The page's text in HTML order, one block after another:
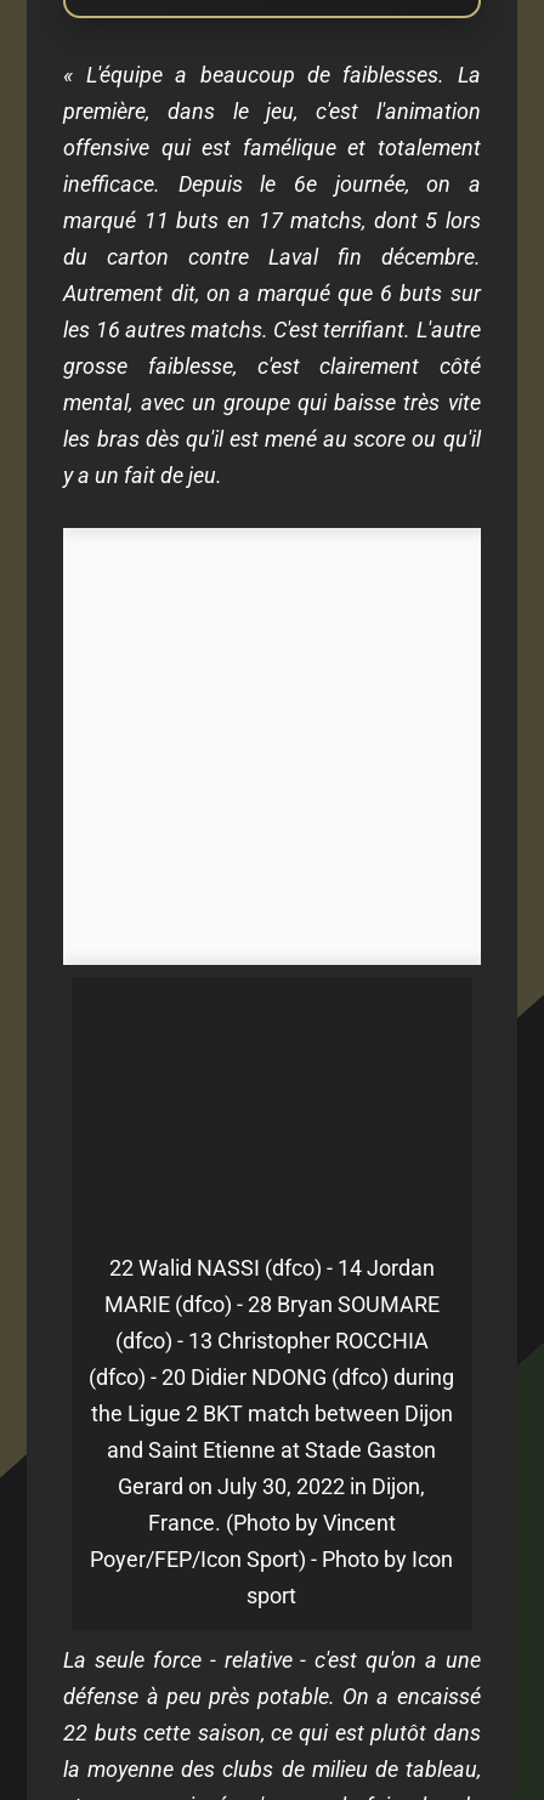
« L'équipe a beaucoup de faiblesses. La
première, dans le jeu, c'est l'animation
offensive qui est famélique et totalement
inefficace. Depuis le 6e journée, on a
marqué 11 buts en 17 matchs, dont 5 lors
du carton contre Laval fin décembre.
Autrement dit, on a marqué que 6 buts sur
les 16 autres matchs. C'est terrifiant. L'autre
grosse faiblesse, c'est clairement côté
mental, avec un groupe qui baisse très vite
les bras dès qu'il est mené au score ou qu'il
y a un fait de jeu.
22 Walid NASSI (dfco) - 14 Jordan
MARIE (dfco) - 28 Bryan SOUMARE
(dfco) - 13 Christopher ROCCHIA
(dfco) - 20 Didier NDONG (dfco) during
the Ligue 2 BKT match between Dijon
and Saint Etienne at Stade Gaston
Gerard on July 30, 2022 in Dijon,
France. (Photo by Vincent
Poyer/FEP/Icon Sport) - Photo by Icon
sport
La seule force - relative - c'est qu'on a une
défense à peu près potable. On a encaissé
22 buts cette saison, ce qui est plutôt dans
la moyenne des clubs de milieu de tableau,